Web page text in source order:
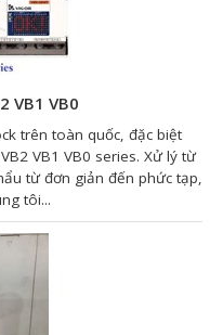
VB1 VB0
trên toàn quốc, đặc biệt
VB1 VB0 series. Xử lý từ
từ đơn giản đến phức tạp,
tôi...